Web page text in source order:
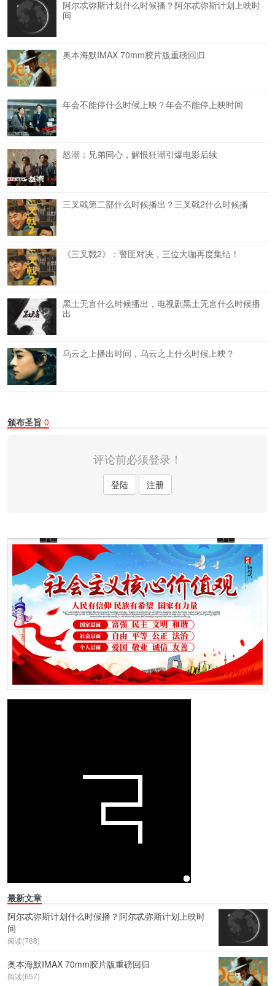
阿尔忒弥斯计划什么时候播？阿尔忒弥斯计划上映时
间
奥本海默IMAX 70mm胶片版重磅回归
年会不能停什么时候上映？年会不能停上映时间
怒潮：兄弟同心，解恨狂潮引爆电影后续
三叉戟第二部什么时候播出？三叉戟2什么时候播
《三叉戟2》：警匪对决，三位大咖再度集结！
黑土无言什么时候播出，电视剧黑土无言什么时候播
出
乌云之上播出时间，乌云之上什么时候上映？
颁布圣旨 0
评论前必须登录！
登陆 注册
最新文章
阿尔忒弥斯计划什么时候播？阿尔忒弥斯计划上映时
间
阅读(788)
奥本海默IMAX 70mm胶片版重磅回归
阅读(657)